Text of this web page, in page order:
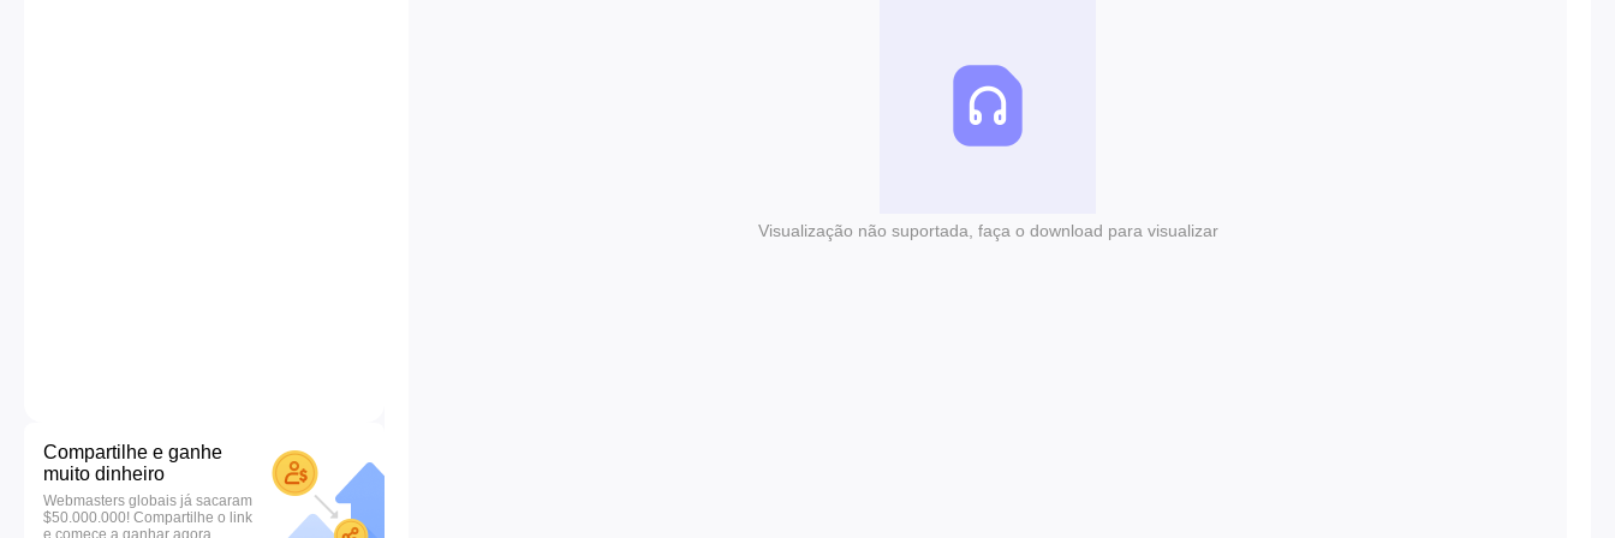
Compartilhe e ganhe
muito dinheiro
Webmasters globais já sacaram
$50.000.000! Compartilhe o link
e comece a ganhar agora.
Visualização não suportada, faça o download para visualizar